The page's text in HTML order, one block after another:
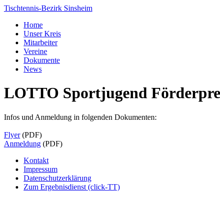
Tischtennis-Bezirk Sinsheim
Home
Unser Kreis
Mitarbeiter
Vereine
Dokumente
News
LOTTO Sportjugend
Infos und Anmeldung in folgenden Dokumenten:
Flyer(PDF)
Anmeldung (PDF)
Kontakt
Impressum
Datenschutzerklärung
Zum Ergebnisdienst (click-TT)